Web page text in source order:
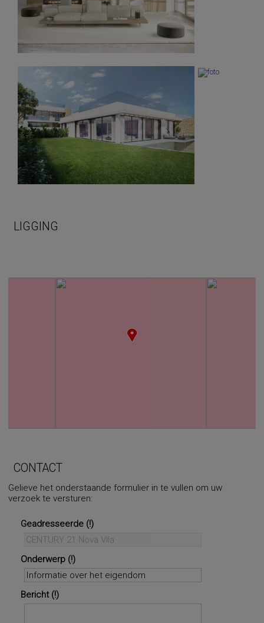
LIGGING
CONTACT
Gelieve het onderstaande formulier in te vullen om uw
verzoek te versturen:
Geadresseerde
Onderwerp
Bericht